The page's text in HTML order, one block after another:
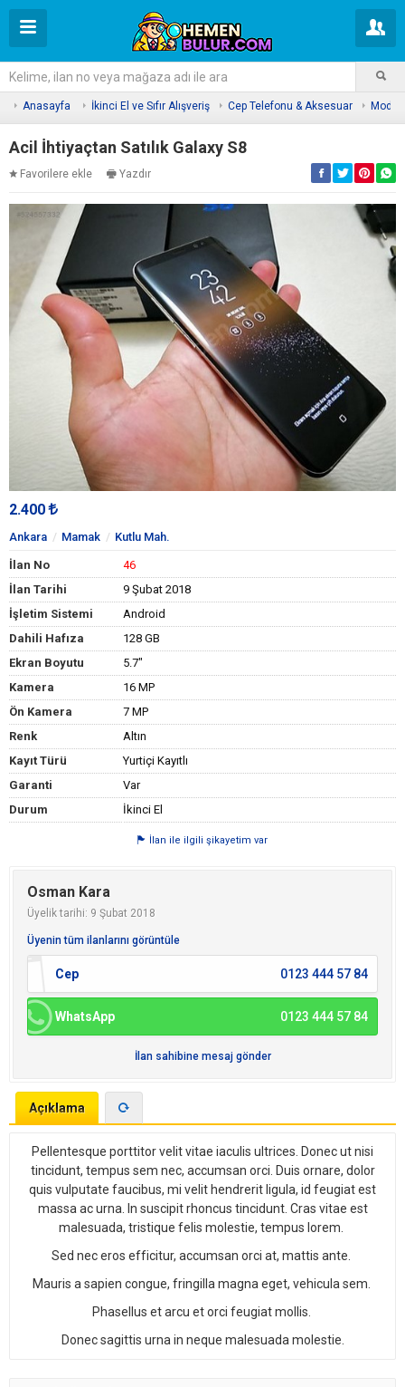
Anasayfa İkinci El ve Sıfır Alışveriş Cep Telefonu & Aksesuar
Acil İhtiyaçtan Satılık Galaxy S8
Favorilere ekle Yazdır
2.400
Ankara Mamak Kutlu Mah.
İlan No
46
İlan Tarihi
9 Şubat 2018
İşletim Sistemi
Android
Dahili Hafıza
128 GB
Ekran Boyutu
5.7"
Kamera
16 MP
Ön Kamera
7 MP
Renk
Altın
Kayıt Türü
Yurtiçi Kayıtlı
Garanti
Var
Durum
İkinci El
İlan ile ilgili şikayetim var
Osman Kara
Üyelik tarihi: 9 Şubat 2018
Üyenin tüm ilanlarını görüntüle
Cep 0123 444 57 84
WhatsApp 0123 444 57 84
İlan sahibine mesaj gönder
Açıklama
Pellentesque porttitor velit vitae iaculis ultrices. Donec ut nisi
tincidunt, tempus sem nec, accumsan orci. Duis ornare, dolor
quis vulputate faucibus, mi velit hendrerit ligula, id feugiat est
massa ac urna. In suscipit rhoncus tincidunt. Cras vitae est
malesuada, tristique felis molestie, tempus lorem.
Sed nec eros efficitur, accumsan orci at, mattis ante.
Mauris a sapien congue, fringilla magna eget, vehicula sem.
Phasellus et arcu et orci feugiat mollis.
Donec sagittis urna in neque malesuada molestie.